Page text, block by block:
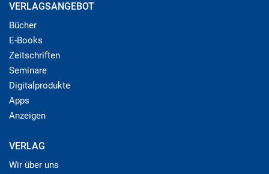
VERLAGSANGEBOT
Bücher
E-Books
Zeitschriften
Seminare
Digitalprodukte
Apps
Anzeigen
VERLAG
Wir über uns